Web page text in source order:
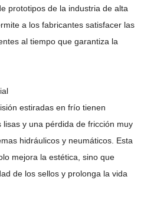
prototipos de la industria de alta
a los fabricantes satisfacer las
al tiempo que garantiza la
estiradas en frío tienen
y una pérdida de fricción muy
hidráulicos y neumáticos. Esta
mejora la estética, sino que
de los sellos y prolonga la vida